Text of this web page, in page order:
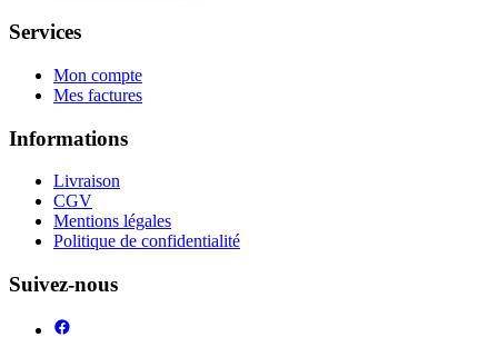
Services
Mon compte
Mes factures
Informations
Livraison
CGV
Mentions légales
Politique de confidentialité
Suivez-nous